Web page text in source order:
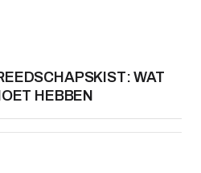
WAT
HEBBEN